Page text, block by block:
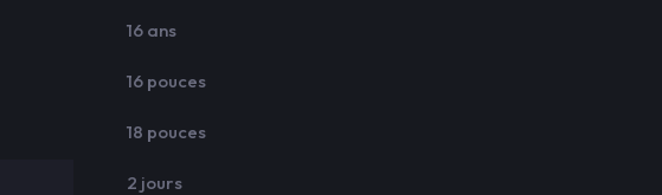
16 ans
16 pouces
18 pouces
2 jours